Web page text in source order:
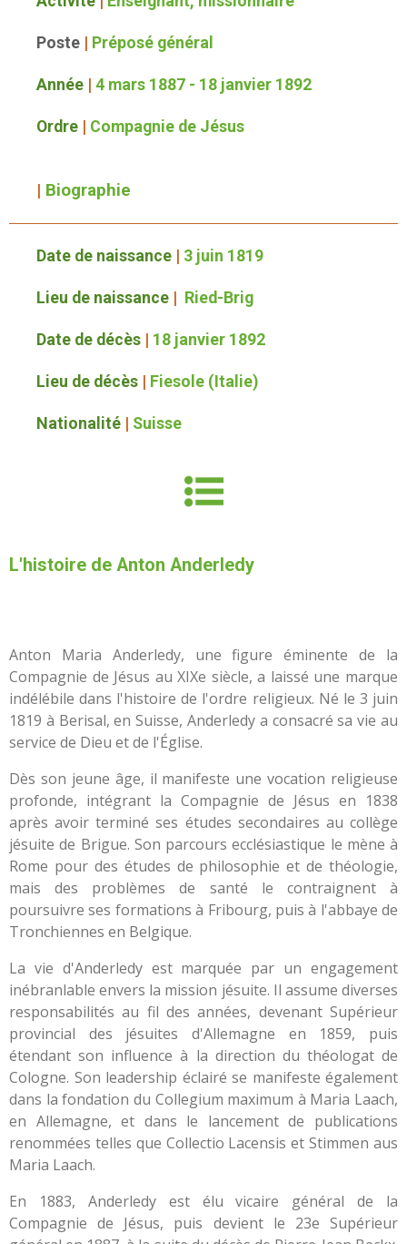
Poste | Préposé général
Année | 4 mars 1887 - 18 janvier 1892
Ordre | Compagnie de Jésus
| Biographie
Date de naissance | 3 juin 1819
Lieu de naissance | Ried-Brig
Date de décès | 18 janvier 1892
Lieu de décès | Fiesole (Italie)
Nationalité | Suisse
L'histoire de Anton Anderledy
Anton Maria Anderledy, une figure éminente de la
Compagnie de Jésus au XIXe siècle, a laissé une marque
indélébile dans l'histoire de l'ordre religieux. Né le 3 juin
1819 à Berisal, en Suisse, Anderledy a consacré sa vie au
service de Dieu et de l'Église.
Dès son jeune âge, il manifeste une vocation religieuse
profonde, intégrant la Compagnie de Jésus en 1838
après avoir terminé ses études secondaires au collège
jésuite de Brigue. Son parcours ecclésiastique le mène à
Rome pour des études de philosophie et de théologie,
mais des problèmes de santé le contraignent à
poursuivre ses formations à Fribourg, puis à l'abbaye de
Tronchiennes en Belgique.
La vie d'Anderledy est marquée par un engagement
inébranlable envers la mission jésuite. Il assume diverses
responsabilités au fil des années, devenant Supérieur
provincial des jésuites d'Allemagne en 1859, puis
étendant son influence à la direction du théologat de
Cologne. Son leadership éclairé se manifeste également
dans la fondation du Collegium maximum à Maria Laach,
en Allemagne, et dans le lancement de publications
renommées telles que Collectio Lacensis et Stimmen aus
Maria Laach.
En 1883, Anderledy est élu vicaire général de la
Compagnie de Jésus, puis devient le 23e Supérieur